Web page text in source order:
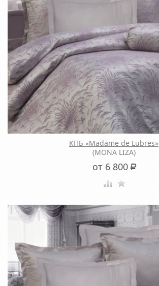
КПБ «Madame de Lubres»
(MONA LIZA)
от 6 800 Р